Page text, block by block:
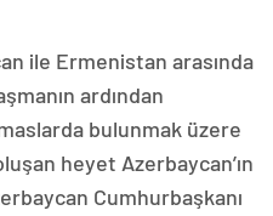
ile Ermenistan arasında
ardından
bulunmak üzere
heyet Azerbaycan’ın
Cumhurbaşkanı